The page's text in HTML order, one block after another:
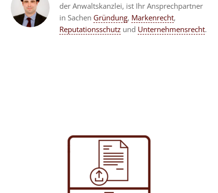
der Anwaltskanzlei, ist Ihr Ansprechpartner
in Sachen Gründung, Markenrecht,
Reputationsschutzund Unternehmensrecht.